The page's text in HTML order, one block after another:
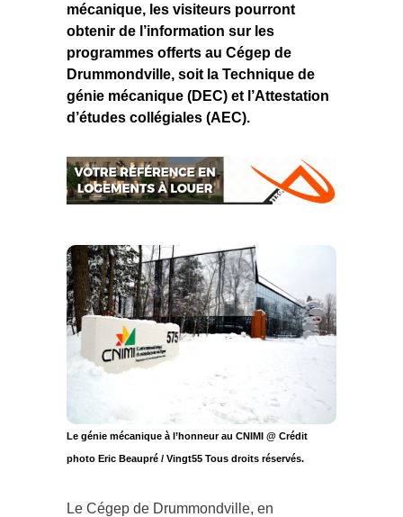
mécanique, les visiteurs pourront
obtenir de l’information sur les
programmes offerts au Cégep de
Drummondville, soit la Technique de
génie mécanique (DEC) et l’Attestation
d’études collégiales (AEC).
Le génie mécanique à l’honneur au CNIMI @ Crédit
photo Eric Beaupré / Vingt55 Tous droits réservés.
Le Cégep de Drummondville, en